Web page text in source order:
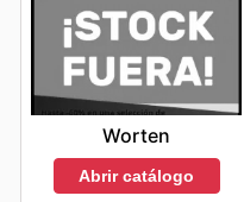
Worten
Abrir catálogo